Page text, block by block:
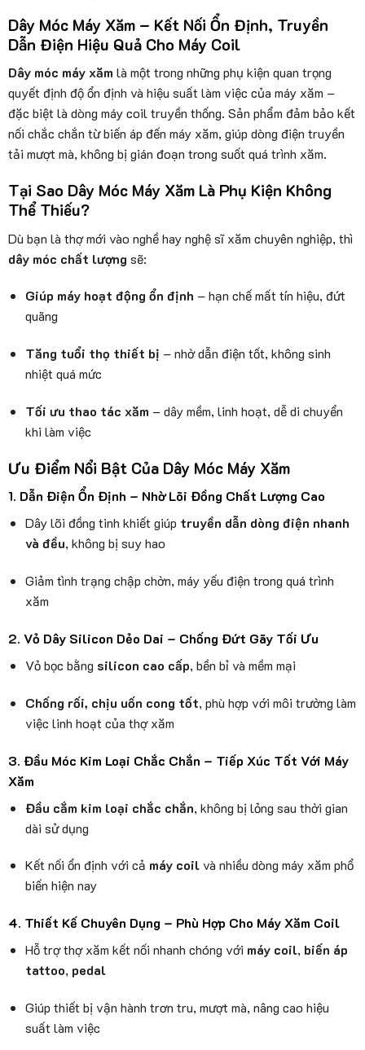
Dây Móc Máy Xăm – Kết Nối Ổn Định, Truyền
Dẫn Điện Hiệu Quả Cho Máy Coil
Dây móc máy xăm là một trong những phụ kiện quan trọng
quyết định độ ổn định và hiệu suất làm việc của máy xăm –
đặc biệt là dòng máy coil truyền thống. Sản phẩm đảm bảo kết
nối chắc chắn từ biến áp đến máy xăm, giúp dòng điện truyền
tải mượt mà, không bị gián đoạn trong suốt quá trình xăm.
Tại Sao Dây Móc Máy Xăm Là Phụ Kiện Không
Thể Thiếu?
Dù bạn là thợ mới vào nghề hay nghệ sĩ xăm chuyên nghiệp, thì
dây móc chất lượng sẽ:
Giúp máy hoạt động ổn định – hạn chế mất tín hiệu, đứt
quãng
Tăng tuổi thọ thiết bị – nhờ dẫn điện tốt, không sinh
nhiệt quá mức
Tối ưu thao tác xăm – dây mềm, linh hoạt, dễ di chuyển
khi làm việc
Ưu Điểm Nổi Bật Của Dây Móc Máy Xăm
1. Dẫn Điện Ổn Định – Nhờ Lõi Đồng Chất Lượng Cao
Dây lõi đồng tinh khiết giúp truyền dẫn dòng điện nhanh
và đều, không bị suy hao
Giảm tình trạng chập chờn, máy yếu điện trong quá trình
xăm
2. Vỏ Dây Silicon Dẻo Dai – Chống Đứt Gãy Tối Ưu
Vỏ bọc bằng silicon cao cấp, bền bỉ và mềm mại
Chống rối, chịu uốn cong tốt, phù hợp với môi trường làm
việc linh hoạt của thợ xăm
3. Đầu Móc Kim Loại Chắc Chắn – Tiếp Xúc Tốt Với Máy
Xăm
Đầu cắm kim loại chắc chắn, không bị lỏng sau thời gian
dài sử dụng
Kết nối ổn định với cả máy coilvà nhiều dòng máy xăm phổ
biến hiện nay
4. Thiết Kế Chuyên Dụng – Phù Hợp Cho Máy Xăm Coil
Hỗ trợ thợ xăm kết nối nhanh chóng với máy coil, biến áp
tattoo, pedal
Giúp thiết bị vận hành trơn tru, mượt mà, nâng cao hiệu
suất làm việc